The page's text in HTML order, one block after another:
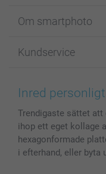
Fotokort
Fotoböcker
Bilder, Fotoförstoring
Skal till Mobil &
MyNameBook
Fotoalmanackor &
Fotoramar & Tillbehör
Om smartphoto
För affiliates
Cookie Policy
Sitemap
Villkor och garantier
Investor Relations
Kundservice
smartgaranti
smartbonus
Priser & betalning
Status på beställningar
Inred
Trendigaste sättet att
ihop ett eget kollage
hexagonformade
i efterhand, eller byta